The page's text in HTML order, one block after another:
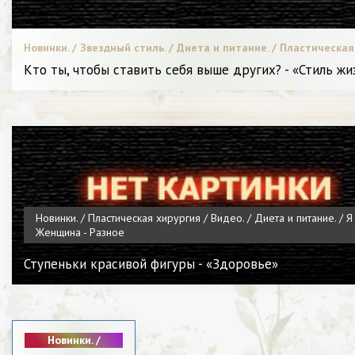
Новинки. / Звездный стиль. / Диета и питание. / Пластическая
хирургия / Видео. / Битва стилистов. / Мода. / Меняем образ. /
Бьюти-битва. / Я и Красота.
Кто ты, чтобы ставить себя выше других? - «Стиль
Новинки. / Пластическая хирургия / Видео. / Диета и питание. / Я
Женщина - Разное
Ступеньки красивой фигуры - «Здоровье»
Новинки. /